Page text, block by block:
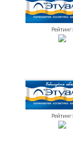
Рейтинг:
Рейтинг: